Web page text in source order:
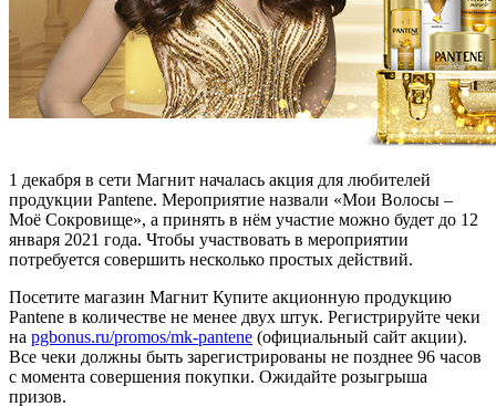
1 декабря в сети Магнит началась акция для любителей
продукции Pantene. Мероприятие назвали «Мои Волосы –
Моё Сокровище», а принять в нём участие можно будет до 12
января 2021 года. Чтобы участвовать в мероприятии
потребуется совершить несколько простых действий.
Посетите магазин Магнит Купите акционную продукцию
Pantene в количестве не менее двух штук. Регистрируйте чеки
на pgbonus.ru/promos/mk-pantene (официальный сайт акции).
Все чеки должны быть зарегистрированы не позднее 96 часов
с момента совершения покупки. Ожидайте розыгрыша
призов.